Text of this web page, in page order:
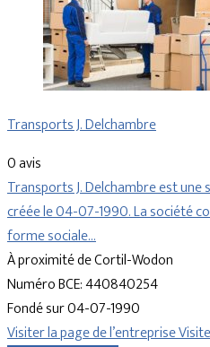
Transports J. Delchambre
0 avis
Transports J. Delchambre est
créée le 04-07-1990. La société
forme sociale…
À proximité de Cortil-Wodon
Numéro BCE: 440840254
Fondé sur 04-07-1990
Visiter la page de l’entreprise